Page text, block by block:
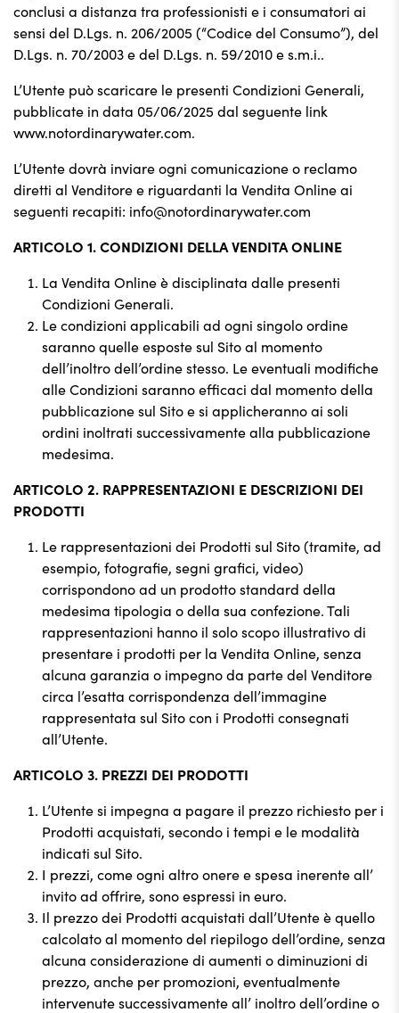
conclusi a distanza tra professionisti e i consumatori ai
sensi del D.Lgs. n. 206/2005 (“Codice del Consumo”), del
D.Lgs. n. 70/2003 e del D.Lgs. n. 59/2010 e s.m.i..
L’Utente può scaricare le presenti Condizioni Generali,
pubblicate in data 05/06/2025 dal seguente link
www.notordinarywater.com.
L’Utente dovrà inviare ogni comunicazione o reclamo
diretti al Venditore e riguardanti la Vendita Online ai
seguenti recapiti: info@notordinarywater.com
ARTICOLO 1. CONDIZIONI DELLA VENDITA ONLINE
La Vendita Online è disciplinata dalle presenti
Condizioni Generali.
Le condizioni applicabili ad ogni singolo ordine
saranno quelle esposte sul Sito al momento
dell’inoltro dell’ordine stesso. Le eventuali modifiche
alle Condizioni saranno efficaci dal momento della
pubblicazione sul Sito e si applicheranno ai soli
ordini inoltrati successivamente alla pubblicazione
medesima.
ARTICOLO 2. RAPPRESENTAZIONI E DESCRIZIONI DEI
PRODOTTI
Le rappresentazioni dei Prodotti sul Sito (tramite, ad
esempio, fotografie, segni grafici, video)
corrispondono ad un prodotto standard della
medesima tipologia o della sua confezione. Tali
rappresentazioni hanno il solo scopo illustrativo di
presentare i prodotti per la Vendita Online, senza
alcuna garanzia o impegno da parte del Venditore
circa l’esatta corrispondenza dell’immagine
rappresentata sul Sito con i Prodotti consegnati
all’Utente.
ARTICOLO 3. PREZZI DEI PRODOTTI
L’Utente si impegna a pagare il prezzo richiesto per i
Prodotti acquistati, secondo i tempi e le modalità
indicati sul Sito.
I prezzi, come ogni altro onere e spesa inerente all’
invito ad offrire, sono espressi in euro.
Il prezzo dei Prodotti acquistati dall’Utente è quello
calcolato al momento del riepilogo dell’ordine, senza
alcuna considerazione di aumenti o diminuzioni di
prezzo, anche per promozioni, eventualmente
intervenute successivamente all’ inoltro dell’ordine o